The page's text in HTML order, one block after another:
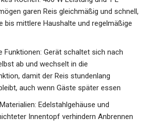
garen Reis gleichmäßig und schnell,
bis mittlere Haushalte und regelmäßige
Funktionen: Gerät schaltet sich nach
ab und wechselt in die
damit der Reis stundenlang
auch wenn Gäste später essen
Edelstahlgehäuse und
Innentopf verhindern Anbrennen